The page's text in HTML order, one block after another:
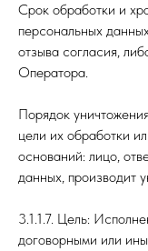
Срок обработки и
персональных
отзыва согласия,
Оператора.
Порядок
цели их обработки
оснований: лицо,
данных, производит
3.1.1.7. Цель:
договорными или